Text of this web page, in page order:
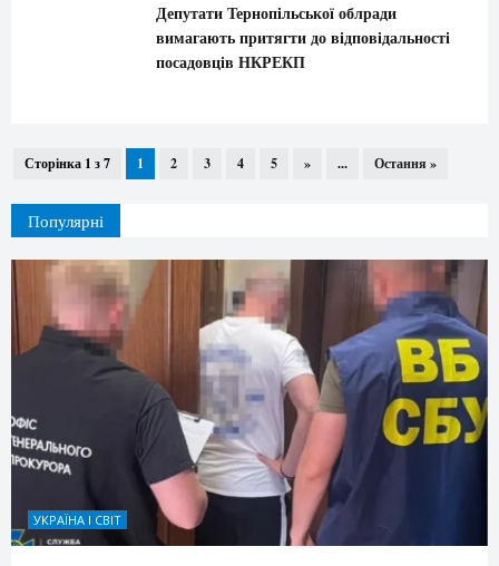
Депутати Тернопільської облради
вимагають притягти до відповідальності
посадовців НКРЕКП
Сторінка 1 з 7 1 2 3 4 5 » ... Остання »
Популярні
УКРАЇНА І СВІТ